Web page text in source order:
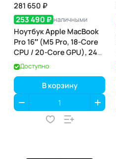
281 650 ₽
253 490 ₽ наличными
Ноутбук Apple MacBook
Pro 16″ (M5 Pro, 18-Core
CPU / 20-Core GPU), 24
ГБ / 1 ТБ, Silver
(серебристый) (MGE44)
Доступно
В корзину